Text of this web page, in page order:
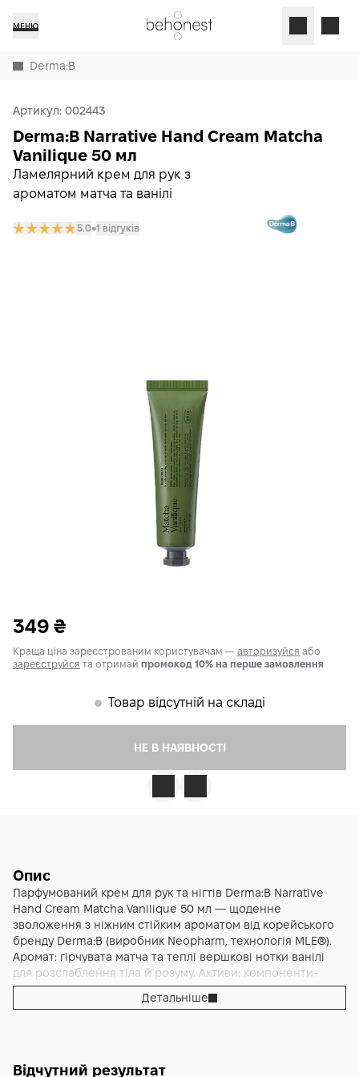
МЕНЮ
Derma:B
Артикул: 002443
Ламелярний крем для рук з
ароматом матча та ванілі
Derma:B Narrative Hand Cream Matcha
Vanilique 50 мл
5.0𒊹1 відгуків
349 ₴
Краща ціна зареєстрованим користувачам — авторизуйся або
зареєструйся та отримай промокод 10% на перше замовлення
𒊹 Товар відсутній на складі
НЕ В НАЯВНОСТІ
Опис
Парфумований крем для рук та нігтів Derma:B Narrative
Hand Cream Matcha Vanilique 50 мл — щоденне
зволоження з ніжним стійким ароматом від корейського
бренду Derma:B (виробник Neopharm, технологія MLE®).
Аромат: гірчувата матча та теплі вершкові нотки ванілі
для розслаблення тіла й розуму. Активи: компоненти-
активатори аквапоринів + рослинні олії + пантенол.
Зволожує до 24 годин, аромат тримається 24 години. Без
Derma:B Narrative Hand Cream Matcha Vanilique 50 мл — це
Детальніше
Відчутний результат